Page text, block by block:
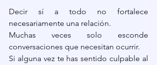
Decir sí a todo no fortalece
necesariamente una relación.
Muchas veces solo esconde
conversaciones que necesitan ocurrir.
Si alguna vez te has sentido culpable al